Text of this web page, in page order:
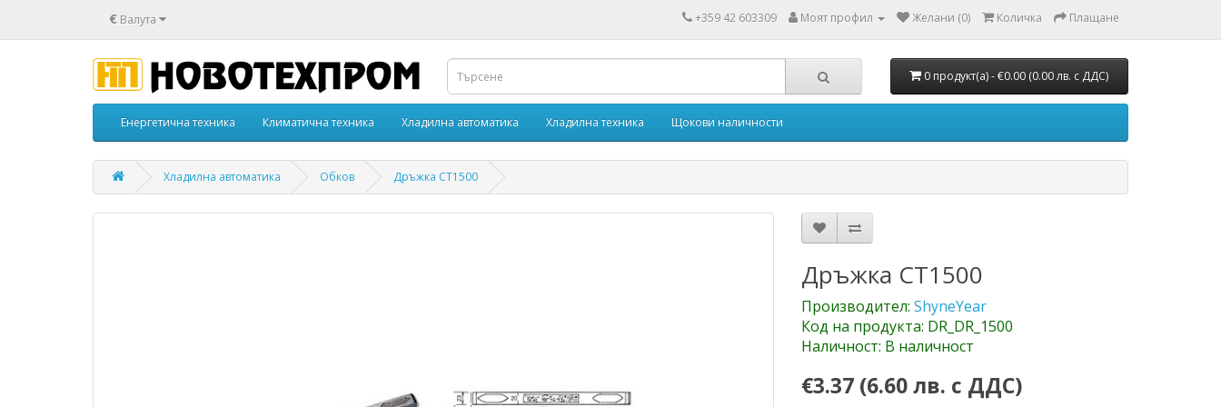
€ Валута +359 42 603309 Моят профил Желани (0) Количка Плащане
0 продукт(а) - €0.00 (0.00 лв. с ДДС)
Енергетична техника Климатична техника Хладилна автоматика Хладилна техника Щокови наличности
Хладилна автоматика Обков Дръжка CT1500
Дръжка CT1500
Производител: ShyneYear
Код на продукта: DR_DR_1500
Наличност: В наличност
€3.37 (6.60 лв. с ДДС)